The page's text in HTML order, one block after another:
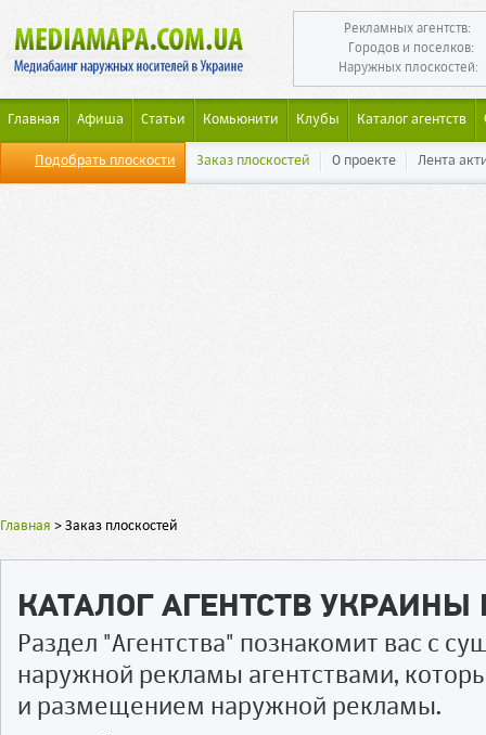
Рекламных агентств:
Городов и поселков:
Наружных плоскостей:
Главная Афиша Статьи Комьюнити Клубы Каталог агентств
Подобрать плоскости Заказ плоскостей О проекте Лента
Главная > Заказ плоскостей
КАТАЛОГ АГЕНТСТВ
Раздел "Агентства" познакомит вас с
наружной рекламы агентствами,
и размещением наружной рекламы.